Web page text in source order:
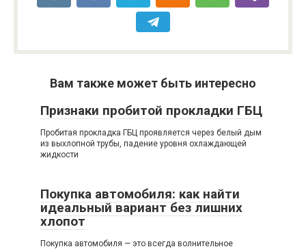
Вам также может быть интересно
Признаки пробитой прокладки ГБЦ
Пробитая прокладка ГБЦ проявляется через белый дым
из выхлопной трубы, падение уровня охлаждающей
жидкости
Покупка автомобиля: как найти
идеальный вариант без лишних
хлопот
Покупка автомобиля — это всегда волнительное